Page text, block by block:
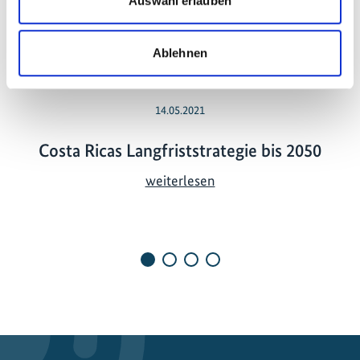
Ablehnen
14.05.2021
Costa Ricas Langfriststrategie bis 2050
weiterlesenC
a
a